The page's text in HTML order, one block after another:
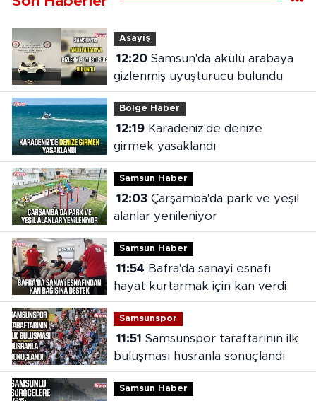
Asayiş
12:20Samsun'da akülü arabaya
gizlenmiş uyuşturucu bulundu
Bölge Haber
12:19Karadeniz'de denize
girmek yasaklandı
Samsun Haber
12:03Çarşamba'da park ve yeşil
alanlar yenileniyor
Samsun Haber
11:54
hayat kurtarmak için kan verdi
Samsunspor
11:51
buluşması hüsranla sonuçlandı
Samsun Haber